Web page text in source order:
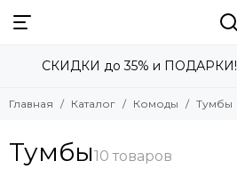
Смотреть все товары
Тумбы
СКИДКИ до 35% и ПОДАРКИ!
Главная Каталог Комоды Тумбы
Тумбы